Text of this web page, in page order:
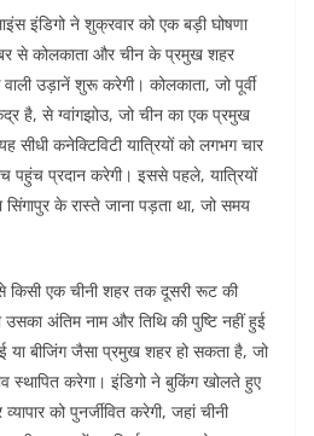
इंडिगो ने शुक्रवार को एक बड़ी घोषणा
से कोलकाता और चीन के प्रमुख शहर
उड़ानें शुरू करेगी। कोलकाता, जो पूर्वी
है, से ग्वांगझोउ, जो चीन का एक प्रमुख
सीधी कनेक्टिविटी यात्रियों को लगभग चार
पहुंच प्रदान करेगी। इससे पहले, यात्रियों
के रास्ते जाना पड़ता था, जो समय
किसी एक चीनी शहर तक दूसरी रूट की
उसका अंतिम नाम और तिथि की पुष्टि नहीं हुई
या बीजिंग जैसा प्रमुख शहर हो सकता है, जो
स्थापित करेगा। इंडिगो ने बुकिंग खोलते हुए
को पुनर्जीवित करेगी, जहां चीनी